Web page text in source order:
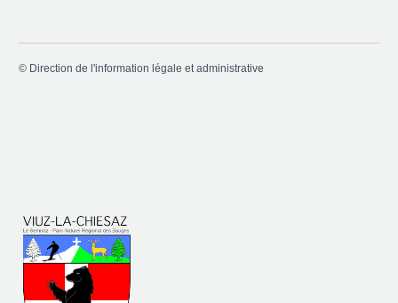
© Direction de l'information légale et administrative